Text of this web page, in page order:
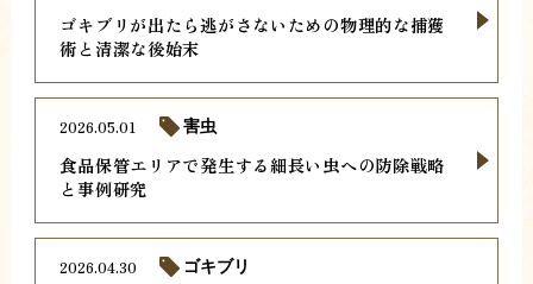
ゴキブリが出たら逃がさないための物理的な捕獲
術と清潔な後始末
食品保管エリアで発生する細長い虫への防除戦略
と事例研究
2026.05.01 害虫
2026.04.30 ゴキブリ